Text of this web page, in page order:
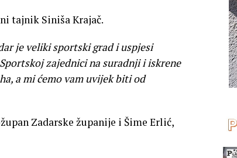
tajnik Siniša Krajač.
je veliki sportski grad i uspjesi
zajednici na suradnji i iskrene
a mi ćemo vam uvijek biti od
Zadarske županije i Šime Erlić,